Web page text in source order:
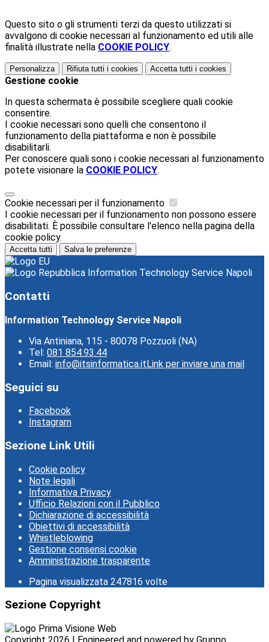
Questo sito o gli strumenti terzi da questo utilizzati si
avvalgono di cookie necessari al funzionamento ed utili alle
finalità illustrate nella COOKIE POLICY.
Personalizza Rifiuta tutti i cookies Accetta tutti i cookies
Gestione cookie
In questa schermata è possibile scegliere quali cookie
consentire.
I cookie necessari sono quelli che consentono il
funzionamento della piattaforma e non è possibile
disabilitarli.
Per conoscere quali sono i cookie necessari al funzionamento
potete visionare la COOKIE POLICY.
Cookie necessari per il funzionamento
I cookie necessari per il funzionamento non possono essere
disabilitati. È possibile consultare l'elenco nella pagina della
cookie policy.
Accetta tutti Salva le preferenze
Information Technology Service Napoli
Contatti
Information Technology Service Napoli
Via Antiniana, 115 - 80078 Pozzuoli (NA)
Tel: 081 854.93.44
Email: info@itsinformatica.itLink per inviare una mail
Seguici su
Facebook
Instagram
Sezione Link Utili
Cookie policy
Note legali
Informativa Privacy
Ufficio Relazioni con il Pubblico
Dichiarazione di accessibilità
Obiettivi di accessibilità
Whistleblowing
Gestione consensi cookie
Amministrazione trasparente
Pagina visualizzata 247816 volte
Sezione Copyright